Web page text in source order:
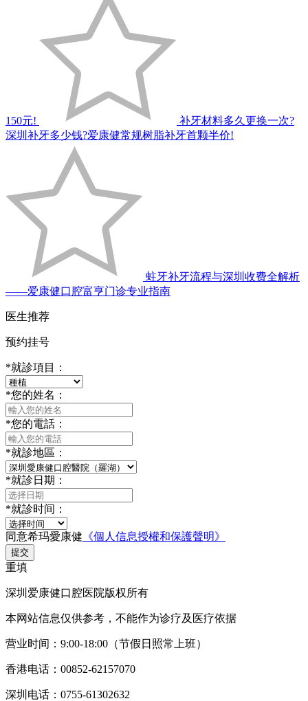
150元!
补牙材料多久更换一次?
深圳补牙多少钱?爱康健常规树脂补牙首颗半价!
蛀牙补牙流程与深圳收费全解析
——爱康健口腔富亨门诊专业指南
医生推荐
预约挂号
*就診項目：
*您的姓名：
*您的電話：
*就診地區：
*就診日期：
*就診时间：
同意希玛愛康健 《個人信息授權和保護聲明》
提交
重填
深圳爱康健口腔医院版权所有
本网站信息仅供参考，不能作为诊疗及医疗依据
营业时间：9:00-18:00（节假日照常上班）
香港电话：00852-62157070
深圳电话：0755-61302632